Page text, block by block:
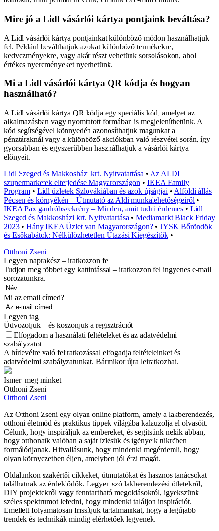
Mire jó a Lidl vásárlói kártya pontjaink beváltása?
A Lidl vásárlói kártya pontjainkat különböző módon használhatjuk
fel. Például beválthatjuk azokat különböző termékekre,
kedvezményekre, vagy akár részt vehetünk sorsolásokon, ahol
értékes nyereményeket nyerhetünk.
Mi a Lidl vásárlói kártya QR kódja és hogyan
használható?
A Lidl vásárlói kártya QR kódja egy speciális kód, amelyet az
alkalmazásban vagy nyomtatott formában is megjeleníthetünk. A
kód segítségével könnyedén azonosíthatjuk magunkat a
pénztáraknál vagy a különböző akciókban való részvétel során, így
gyorsabban és egyszerűbben használhatjuk a vásárlói kártya
előnyeit.
Lidl Szeged és Makkosházi krt. Nyitvatartása • Az ALDI
szupermarketek elterjedése Magyarországon • IKEA Family
Program • Lidl üzletek Szlovákiában és azok újságjai • Alföldi állás
Pécsen és környékén – Útmutató az Aldi munkalehetőségeiről •
IKEA Pax gardróbszekrény – Minden, amit tudni érdemes • Lidl
Szeged és Makkosházi krt. Nyitvatartása • Mediamarkt Black Friday
2023 • Hány IKEA Üzlet van Magyarországon? • JYSK Bőröndök
és Esőkabátok: Nélkülözhetetlen Utazási Kiegészítők •
Otthoni Zseni
Legyen naprakész – iratkozzon fel
Tudjon meg többet egy kattintással – iratkozzon fel ingyenes e-mail
sorozatunkra.
Mi az email címed?
Legyen tag
Üdvözöljük – és köszönjük a regisztrációt
Elfogadom a használati feltételeket és az adatvédelmi
szabályzatot.
A hírlevélre való feliratkozással elfogadja feltételeinket és
adatvédelmi szabályzatunkat. Bármikor újra leiratkozhat.
Ismerj meg minket
Otthoni Zseni
Otthoni Zseni
Az Otthoni Zseni egy olyan online platform, amely a lakberendezés,
otthoni életmód és praktikus tippek világába kalauzolja el olvasóit.
Célunk, hogy inspiráljuk az embereket, és segítsünk nekik abban,
hogy otthonaik valóban a saját ízlésük és igényeik tükrében
formálódjanak. Hitvallásunk, hogy mindenki megérdemli, hogy
olyan környezetben éljen, amelyben jól érzi magát.
Oldalunkon szakértői cikkeket, útmutatókat és hasznos tanácsokat
találhatnak az érdeklődők. Legyen szó lakberendezési ötletekről,
DIY projektekről vagy fenntartható megoldásokról, igyekszünk
széles spektrumot lefedni, hogy mindenki találjon inspirációt.
Emellett folyamatosan frissítjük tartalmainkat, hogy a legújabb
trendek és technikák mindig elérhetőek legyenek.